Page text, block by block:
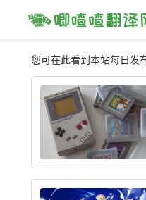
您可在此看到本站每日发